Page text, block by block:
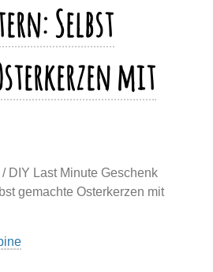
Selbst
mit
/ DIY Last Minute Geschenk
gemachte Osterkerzen mit